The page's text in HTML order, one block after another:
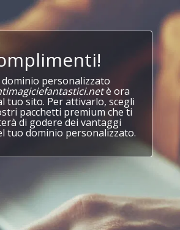
personalizzato
è ora
tuo sito. Per attivarlo, scegli
pacchetti premium che ti
di godere dei vantaggi
tuo dominio personalizzato.